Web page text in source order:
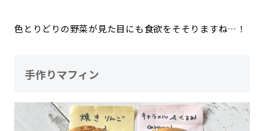
色とりどりの野菜が見た目にも食欲をそそりますね…！
手作りマフィン